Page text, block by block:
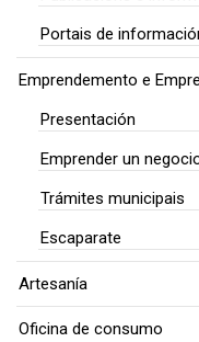
Portais de
Emprendemento e
Presentación
Emprender un
Trámites municipais
Escaparate
Artesanía
Oficina de consumo